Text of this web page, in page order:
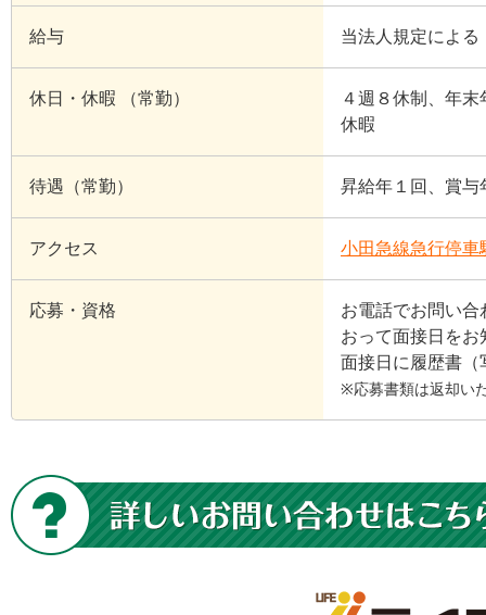
給与 当法人規定による
休日・休暇 （常勤）
４週８休制、年
休暇
待遇（常勤） 昇給年１回、賞与
アクセス 小田急線急行停
応募・資格
お電話でお問い
おって面接日をお
面接日に履歴書（
※応募書類は返却い